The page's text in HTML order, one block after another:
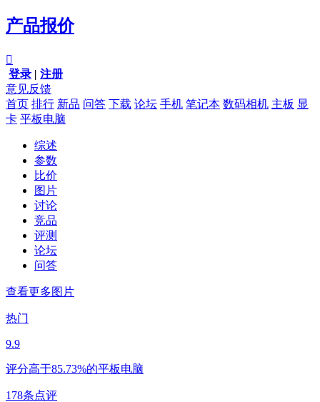
产品报价

登录 | 注册
意见反馈
首页 排行 新品 问答 下载 论坛 手机 笔记本 数码相机 主板 显
卡 平板电脑
综述
参数
比价
图片
讨论
竞品
评测
论坛
问答
查看更多图片
热门
9.9
评分高于85.73%的平板电脑
178条点评